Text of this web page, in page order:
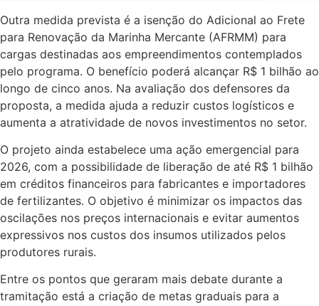
Outra medida prevista é a isenção do Adicional ao Frete
para Renovação da Marinha Mercante (AFRMM) para
cargas destinadas aos empreendimentos contemplados
pelo programa. O benefício poderá alcançar R$ 1 bilhão ao
longo de cinco anos. Na avaliação dos defensores da
proposta, a medida ajuda a reduzir custos logísticos e
aumenta a atratividade de novos investimentos no setor.
O projeto ainda estabelece uma ação emergencial para
2026, com a possibilidade de liberação de até R$ 1 bilhão
em créditos financeiros para fabricantes e importadores
de fertilizantes. O objetivo é minimizar os impactos das
oscilações nos preços internacionais e evitar aumentos
expressivos nos custos dos insumos utilizados pelos
produtores rurais.
Entre os pontos que geraram mais debate durante a
tramitação está a criação de metas graduais para a